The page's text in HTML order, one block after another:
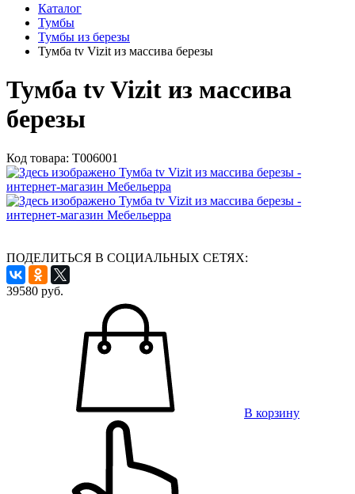
Каталог
Тумбы
Тумбы из березы
Тумба tv Vizit из массива березы
Тумба tv Vizit из массива
березы
Код товара: Т006001
ПОДЕЛИТЬСЯ В СОЦИАЛЬНЫХ СЕТЯХ:
39580 руб.
В корзину